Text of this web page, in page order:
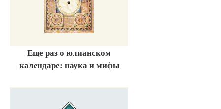
Еще раз о юлианском
календаре: наука и мифы